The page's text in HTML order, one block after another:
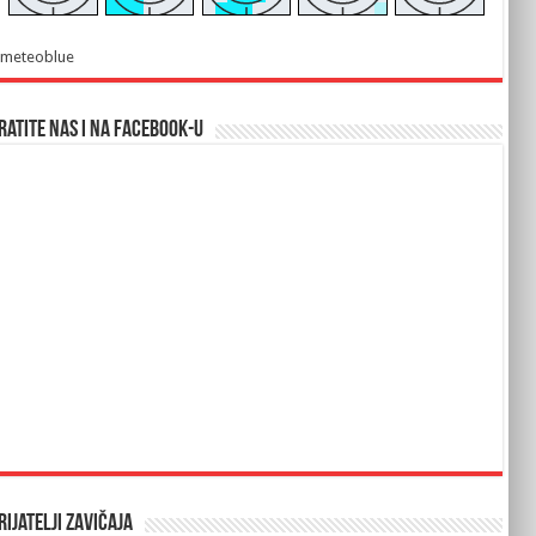
meteoblue
nas i na Facebook-u
Zavičaja